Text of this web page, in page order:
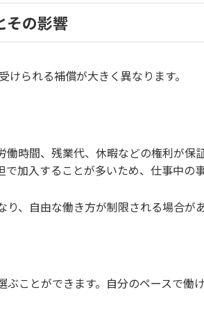
その影響
けられる補償が大きく異なります。
働時間、残業代、休暇などの権利が保
加入することが多いため、仕事中の
、自由な働き方が制限される場合があ
ぶことができます。自分のペースで働